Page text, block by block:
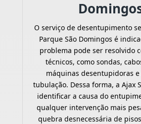
O serviço de desentupimento
Parque São Domingos é
problema pode ser resolvido
técnicos, como sondas,
máquinas desentupidoras
tubulação. Dessa forma, a Ajax
identificar a causa do
qualquer intervenção mais
quebra desnecessária de